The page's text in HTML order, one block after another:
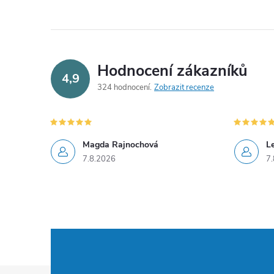
v
4,9 Hodnocení zákazníků
324 hodnocení Zobrazit recenze
Magda Rajnochová
7.8.2026